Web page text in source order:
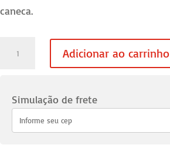
caneca.
Pais
Adicionar ao carrinho
Simulação de frete